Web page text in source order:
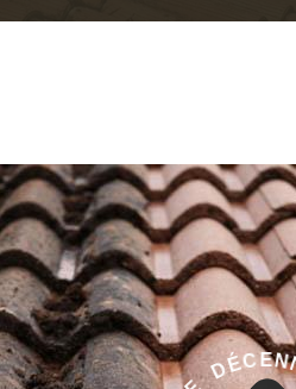
NALE -